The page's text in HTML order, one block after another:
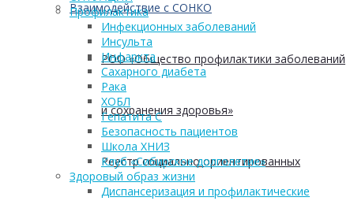
Взаимодействие с СОНКО
РОО «Общество профилактики заболеваний
и сохранения здоровья»
Реестр социально ориентированных
Профилактика
Инфекционных заболеваний
Инсульта
Инфаркта
Сахарного диабета
Рака
ХОБЛ
Гепатита С
Безопасность пациентов
Школа ХНИЗ
Клуб «Сибирское долголетие»
Здоровый образ жизни
Диспансеризация и профилактические